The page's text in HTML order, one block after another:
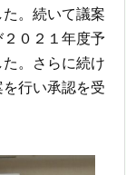
。続いて議案
０２１年度予
。さらに続け
行い承認を受